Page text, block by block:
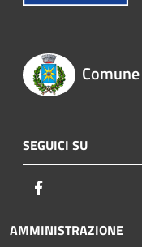
SEGUICI SU
AMMINISTRAZIONE